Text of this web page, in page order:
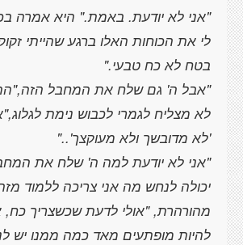
"אני לא יודעת. באמת." היא אמרה
לי את הכוחות האלו ברגע שהייתי
"אבל ה' גם שלח את המחבל
לא מצליח לגמרי לכבוש נימת
"אני לא יודעת למה ה' שלח את
יכולה לנחש מה אני צריכה ללמוד
מהורהרת, "אולי לדעת שכשצריך כח,
להיות מופתעים מאד כמה ממנו יש